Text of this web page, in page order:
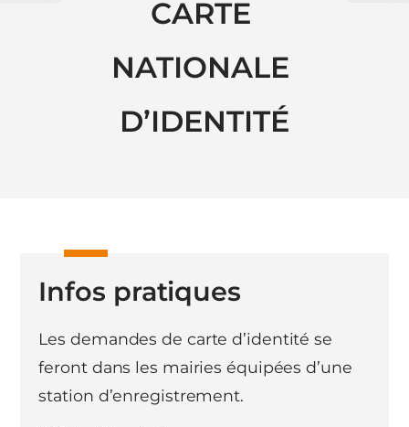
CARTE
NATIONALE
D’IDENTITÉ
Infos pratiques
Les demandes de carte d’identité se
feront dans les mairies équipées d’une
station d’enregistrement.